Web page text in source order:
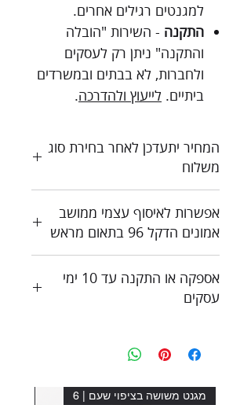
למגנטים רגילים אחרים.
התקנה - השירות "הובלה
והתקנה" ניתן רק לעסקים
ולחברות, לא בבתים ובמשרדים
ביתיים. לייעוץ ולהדרכה.
המחיר יתעדכן לאחר בחירת סוג
משלוח
צור קשר לקבלת הצעת מחיר
אפשרות לאיסוף עצמי ממושב
אמונים הדקל 96 בתאום מראש
אספקה או התקנה עד 10 ימי
עסקים
מגנט משושה בציפוי שעם | 6